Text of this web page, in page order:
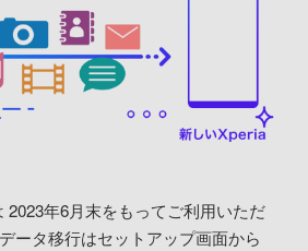
2023年6月末をもってご利用いただ
ータ移行はセットアップ画面から